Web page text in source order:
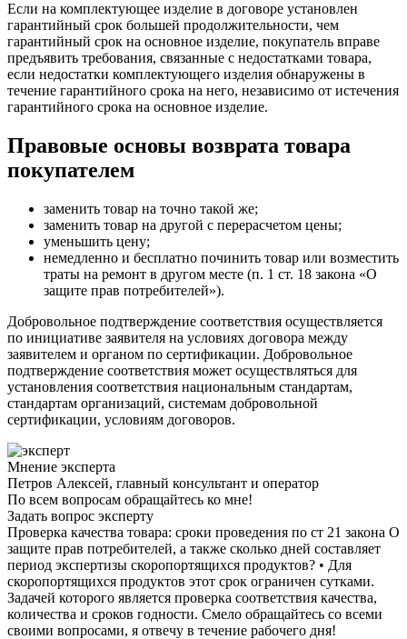
Если на комплектующее изделие в договоре установлен
гарантийный срок большей продолжительности, чем
гарантийный срок на основное изделие, покупатель вправе
предъявить требования, связанные с недостатками товара,
если недостатки комплектующего изделия обнаружены в
течение гарантийного срока на него, независимо от истечения
гарантийного срока на основное изделие.
Правовые основы возврата товара
покупателем
заменить товар на точно такой же;
заменить товар на другой с перерасчетом цены;
уменьшить цену;
немедленно и бесплатно починить товар или возместить
траты на ремонт в другом месте (п. 1 ст. 18 закона «О
защите прав потребителей»).
Добровольное подтверждение соответствия осуществляется
по инициативе заявителя на условиях договора между
заявителем и органом по сертификации. Добровольное
подтверждение соответствия может осуществляться для
установления соответствия национальным стандартам,
стандартам организаций, системам добровольной
сертификации, условиям договоров.
Мнение эксперта
Петров Алексей, главный консультант и оператор
По всем вопросам обращайтесь ко мне!
Задать вопрос эксперту
Проверка качества товара: сроки проведения по ст 21 закона О
защите прав потребителей, а также сколько дней составляет
период экспертизы скоропортящихся продуктов? • Для
скоропортящихся продуктов этот срок ограничен сутками.
Задачей которого является проверка соответствия качества,
количества и сроков годности. Смело обращайтесь со всеми
своими вопросами, я отвечу в течение рабочего дня!